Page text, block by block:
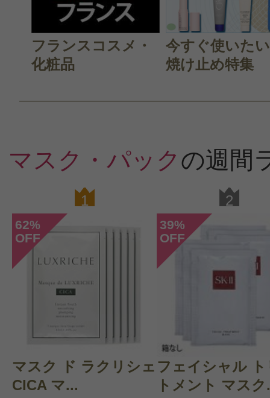
CT会員様は、 マイページの「購
らクチコミ投稿すると1 商品に
ントプレゼント！
フランスコスメ・
化粧品
今すぐ使いた
焼け止め特集
マスク・パック の週間
1
62%
OFF
マスク ド ラクリシェ
CICA マ...
2
39%
OFF
フェイシャル ト
トメント マス